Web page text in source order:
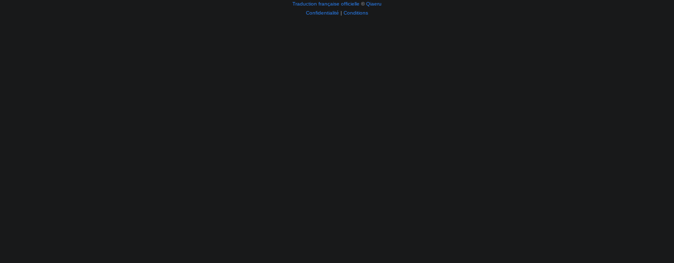
Traduction française officielle ©Qiaeru
Confidentialité | Conditions